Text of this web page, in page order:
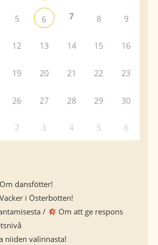
5 6 7 8 9
12 13 14 15 16
19 20 21 22 23
26 27 28 29 30
2 3 4 5 6
dansfötter!
i Österbotten!
/
Om att ge respons
niiden valinnasta!